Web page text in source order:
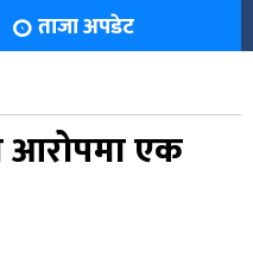
ताजा अपडेट
आरोपमा एक